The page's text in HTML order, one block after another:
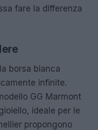
fare la differenza
borsa bianca
infinite.
GG Marmont
ideale per le
propongono